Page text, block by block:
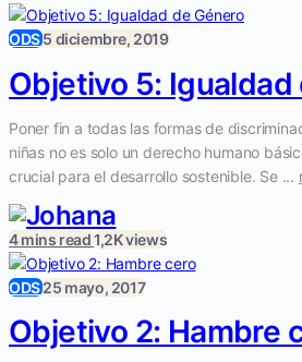
ODS5 diciembre, 2019
Objetivo 5: Igualdad
Poner fin a todas las formas de
niñas no es solo un derecho humano
crucial para el desarrollo sostenible. Se ...
4 mins read1,2K views
ODS25 mayo, 2017
Objetivo 2: Hambre